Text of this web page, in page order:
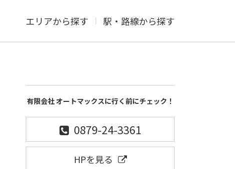
エリアから探す 駅・路線から探す
有限会社 オートマックスに行く前にチェック！
0879-24-3361
HPを見る